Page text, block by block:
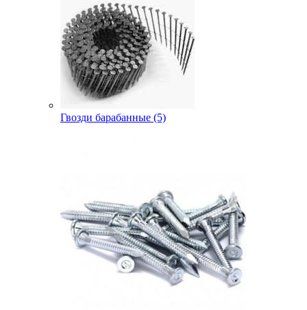
Гвозди барабанные (5)